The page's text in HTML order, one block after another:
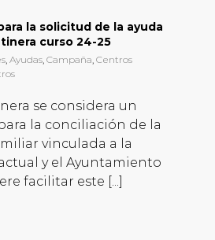
la solicitud de la ayuda
curso 24-25
, Ayudas, Campaña, Centros
se considera un
la conciliación de la
vinculada a la
y el Ayuntamiento
facilitar este [...]